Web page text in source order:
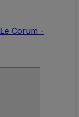
Le Corum -